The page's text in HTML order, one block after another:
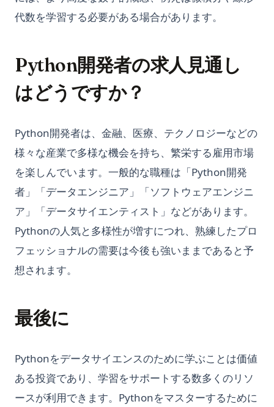
代数を学習する必要がある場合があります。
Python開発者の求人見通し
はどうですか？
Python開発者は、金融、医療、テクノロジーなどの
様々な産業で多様な機会を持ち、繁栄する雇用市場
を楽しんでいます。一般的な職種は「Python開発
者」「データエンジニア」「ソフトウェアエンジニ
ア」「データサイエンティスト」などがあります。
Pythonの人気と多様性が増すにつれ、熟練したプロ
フェッショナルの需要は今後も強いままであると予
想されます。
最後に
Pythonをデータサイエンスのために学ぶことは価値
ある投資であり、学習をサポートする数多くのリソ
ースが利用できます。Pythonをマスターするために